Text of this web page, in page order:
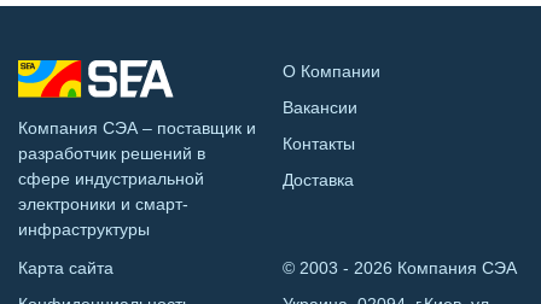
Компания СЭА – поставщик и
разработчик решений в
сфере индустриальной
электроники и смарт-
инфраструктуры
О Компании
Вакансии
Контакты
Доставка
Карта сайта
© 2003 - 2026 Компания СЭА